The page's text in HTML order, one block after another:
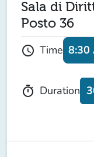
Sala di
Posto 36
schedule Time 8:30
timer Duration